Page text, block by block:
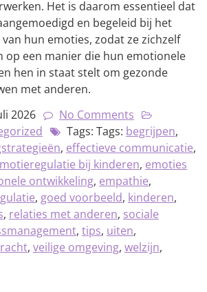
Het is daarom essentieel dat
en begeleid bij het
hun emoties, zodat ze zichzelf
op een manier die hun emotionele
hen in staat stelt om gezonde
met anderen.
2026
No Comments
Tags: Tags: begrijpen,
, effectieve communicatie,
bij kinderen, emoties
ontwikkeling, empathie,
, goed voorbeeld, kinderen,
, relaties met anderen, sociale
, tips, uiten,
, veilige omgeving, welzijn,